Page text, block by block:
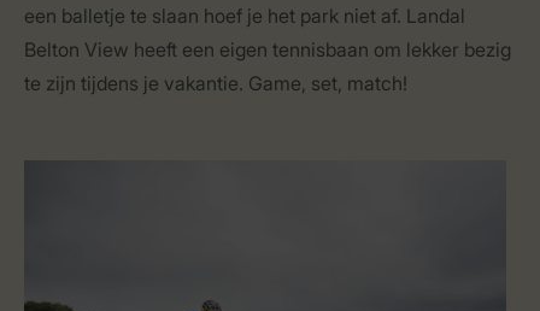
een balletje te slaan hoef je het park niet af. Landal
Belton View heeft een eigen tennisbaan om lekker bezig
te zijn tijdens je vakantie. Game, set, match!